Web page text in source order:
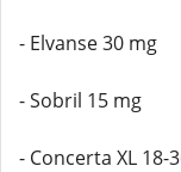
- Elvanse 30 mg
- Sobril 15 mg
- Concerta XL 18-